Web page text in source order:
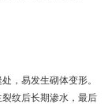
，易发生砌体变形。
纹后长期渗水，最后